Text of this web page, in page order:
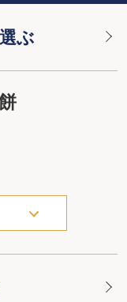
ぶ